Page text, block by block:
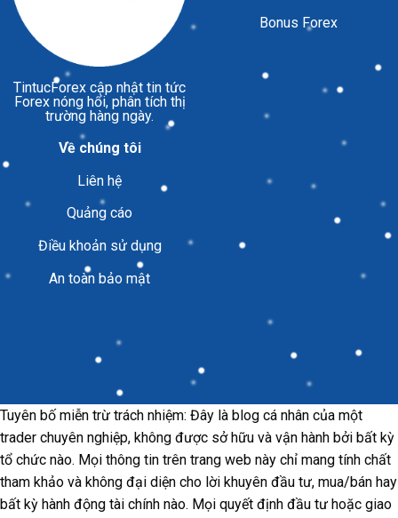
TintucForex cập nhật tin tức
Forex nóng hổi, phân tích thị
trường hàng ngày.
Bonus Forex
Về chúng tôi
Liên hệ
Quảng cáo
Điều khoản sử dụng
An toàn bảo mật
Tuyên bố miễn trừ trách nhiệm: Đây là blog cá nhân của một
trader chuyên nghiệp, không được sở hữu và vận hành bởi bất kỳ
tổ chức nào. Mọi thông tin trên trang web này chỉ mang tính chất
tham khảo và không đại diện cho lời khuyên đầu tư, mua/bán hay
bất kỳ hành động tài chính nào. Mọi quyết định đầu tư hoặc giao